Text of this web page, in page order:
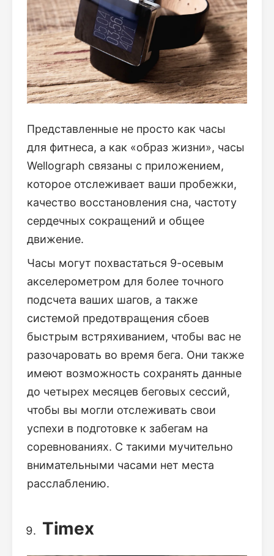
Представленные не просто как часы
для фитнеса, а как «образ жизни», часы
Wellograph связаны с приложением,
которое отслеживает ваши пробежки,
качество восстановления сна, частоту
сердечных сокращений и общее
движение.
Часы могут похвастаться 9-осевым
акселерометром для более точного
подсчета ваших шагов, а также
системой предотвращения сбоев
быстрым встряхиванием, чтобы вас не
разочаровать во время бега. Они также
имеют возможность сохранять данные
до четырех месяцев беговых сессий,
чтобы вы могли отслеживать свои
успехи в подготовке к забегам на
соревнованиях. С такими мучительно
внимательными часами нет места
расслаблению.
Timex